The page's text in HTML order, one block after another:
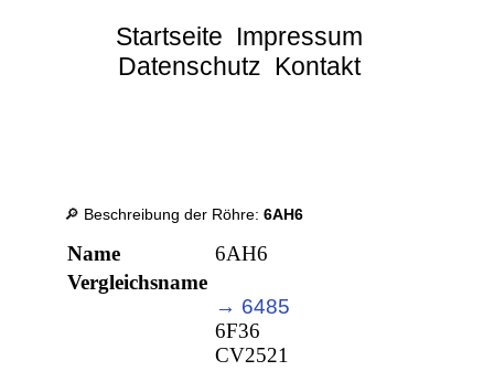
Startseite Impressum
Datenschutz Kontakt
🔎 Beschreibung der Röhre:6AH6
Name
6AH6
Vergleichsname
→ 6485
6F36
CV2521